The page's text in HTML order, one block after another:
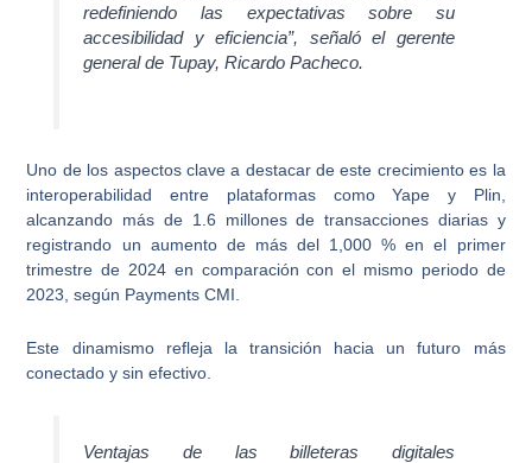
redefiniendo las expectativas sobre su
accesibilidad y eficiencia”, señaló el gerente
general de Tupay, Ricardo Pacheco.
Uno de los aspectos clave a destacar de este crecimiento es la
interoperabilidad entre plataformas como Yape y Plin
alcanzando más de 1.6 millones de transacciones diarias y
registrando un aumento de más del 1,000 % en el primer
trimestre de 2024 en comparación con el mismo periodo de
2023, según Payments CMI.
Este dinamismo refleja la transición hacia un futuro más
conectado y sin efectivo
Ventajas de las billeteras digitales